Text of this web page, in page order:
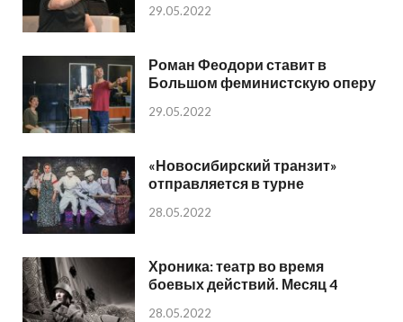
29.05.2022
Роман Феодори ставит в
Большом феминистскую оперу
29.05.2022
«Новосибирский транзит»
отправляется в турне
28.05.2022
Хроника: театр во время
боевых действий. Месяц 4
28.05.2022